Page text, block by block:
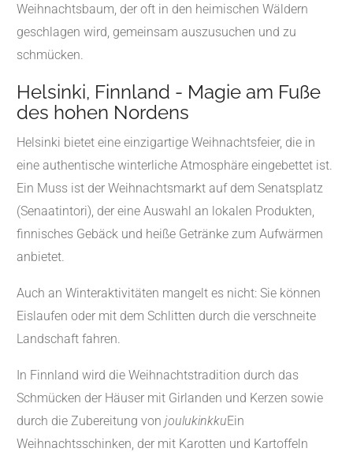
Weihnachtsbaum, der oft in den heimischen Wäldern
geschlagen wird, gemeinsam auszusuchen und zu
schmücken.
Helsinki, Finnland - Magie am Fuße
des hohen Nordens
Helsinki bietet eine einzigartige Weihnachtsfeier, die in
eine authentische winterliche Atmosphäre eingebettet ist.
Ein Muss ist der Weihnachtsmarkt auf dem Senatsplatz
(Senaatintori), der eine Auswahl an lokalen Produkten,
finnisches Gebäck und heiße Getränke zum Aufwärmen
anbietet.
Auch an Winteraktivitäten mangelt es nicht: Sie können
Eislaufen oder mit dem Schlitten durch die verschneite
Landschaft fahren.
In Finnland wird die Weihnachtstradition durch das
Schmücken der Häuser mit Girlanden und Kerzen sowie
durch die Zubereitung von joulukinkkuEin
Weihnachtsschinken, der mit Karotten und Kartoffeln